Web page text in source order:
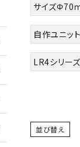
サイズΦ70
自作ユニッ
LR4シリーズ
並び替え